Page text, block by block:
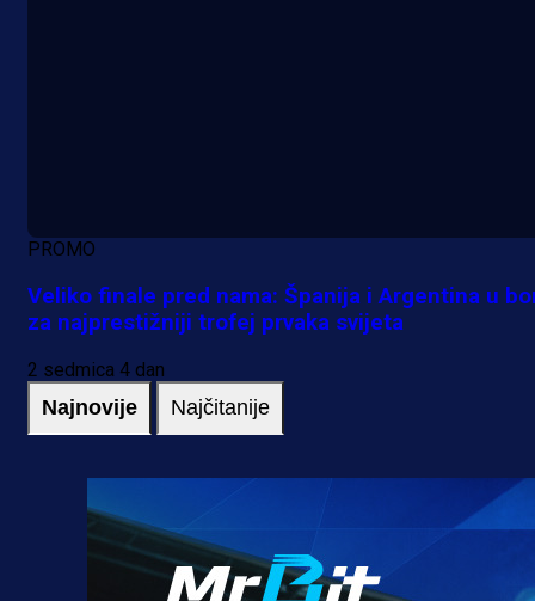
PROMO
Veliko finale pred nama: Španija i Argentina u
za najprestižniji trofej prvaka svijeta
2 sedmica 4 dan
Najnovije Najčitanije